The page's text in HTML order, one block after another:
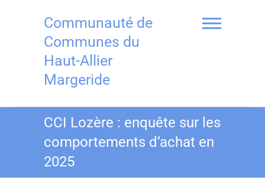
Communauté de
Communes du
Haut-Allier
Margeride
CCI Lozère : enquête sur les
comportements d’achat en
2025